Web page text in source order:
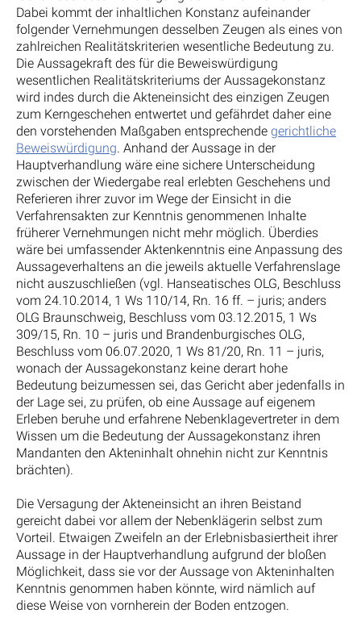
Dabei kommt der inhaltlichen Konstanz aufeinander
folgender Vernehmungen desselben Zeugen als eines von
zahlreichen Realitätskriterien wesentliche Bedeutung zu.
Die Aussagekraft des für die Beweiswürdigung
wesentlichen Realitätskriteriums der Aussagekonstanz
wird indes durch die Akteneinsicht des einzigen Zeugen
zum Kerngeschehen entwertet und gefährdet daher eine
den vorstehenden Maßgaben entsprechende gerichtliche
Beweiswürdigung. Anhand der Aussage in der
Hauptverhandlung wäre eine sichere Unterscheidung
zwischen der Wiedergabe real erlebten Geschehens und
Referieren ihrer zuvor im Wege der Einsicht in die
Verfahrensakten zur Kenntnis genommenen Inhalte
früherer Vernehmungen nicht mehr möglich. Überdies
wäre bei umfassender Aktenkenntnis eine Anpassung des
Aussageverhaltens an die jeweils aktuelle Verfahrenslage
nicht auszuschließen (vgl. Hanseatisches OLG, Beschluss
vom 24.10.2014, 1 Ws 110/14, Rn. 16 ff. – juris; anders
OLG Braunschweig, Beschluss vom 03.12.2015, 1 Ws
309/15, Rn. 10 – juris und Brandenburgisches OLG,
Beschluss vom 06.07.2020, 1 Ws 81/20, Rn. 11 – juris,
wonach der Aussagekonstanz keine derart hohe
Bedeutung beizumessen sei, das Gericht aber jedenfalls in
der Lage sei, zu prüfen, ob eine Aussage auf eigenem
Erleben beruhe und erfahrene Nebenklagevertreter in dem
Wissen um die Bedeutung der Aussagekonstanz ihren
Mandanten den Akteninhalt ohnehin nicht zur Kenntnis
brächten).
Die Versagung der Akteneinsicht an ihren Beistand
gereicht dabei vor allem der Nebenklägerin selbst zum
Vorteil. Etwaigen Zweifeln an der Erlebnisbasiertheit ihrer
Aussage in der Hauptverhandlung aufgrund der bloßen
Möglichkeit, dass sie vor der Aussage von Akteninhalten
Kenntnis genommen haben könnte, wird nämlich auf
diese Weise von vornherein der Boden entzogen.